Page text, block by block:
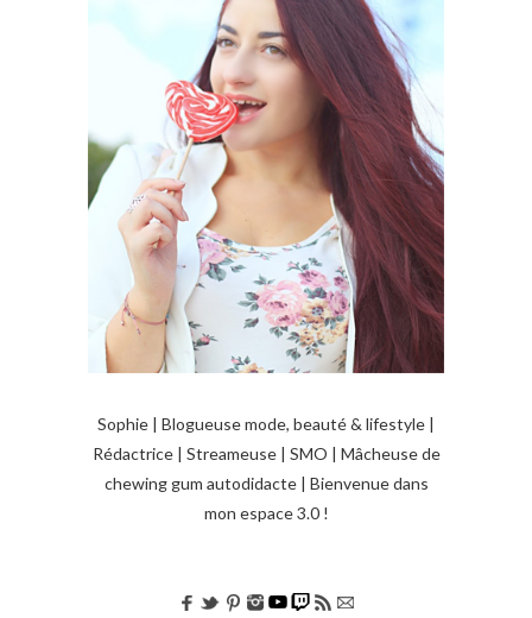
Sophie | Blogueuse mode, beauté & lifestyle |
Rédactrice | Streameuse | SMO | Mâcheuse de
chewing gum autodidacte | Bienvenue dans
mon espace 3.0 !